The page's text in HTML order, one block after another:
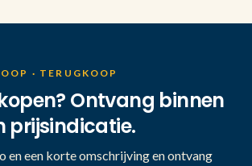
· TERUGKOOP
Ontvang binnen
prijsindicatie.
en een korte omschrijving en ontvang